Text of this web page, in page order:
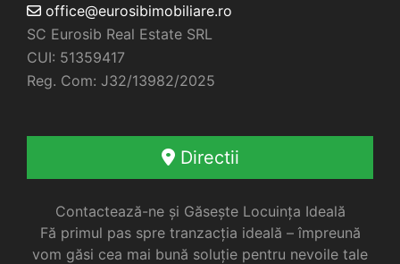
office@eurosibimobiliare.ro
SC Eurosib Real Estate SRL
CUI: 51359417
Reg. Com: J32/13982/2025
Directii
Contactează-ne și Găsește Locuința Ideală
Fă primul pas spre tranzacția ideală – împreună
vom găsi cea mai bună soluție pentru nevoile tale